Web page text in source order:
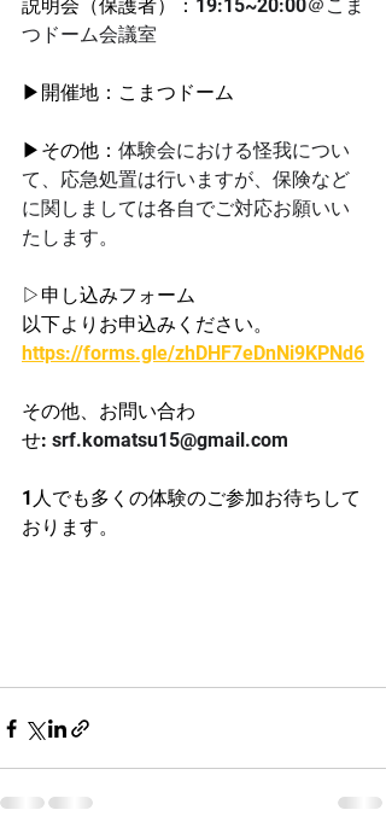
説明会（保護者）： 19:15~20:00＠こま
つドーム会議室
▶開催地：こまつドーム
▶その他： 体験会における怪我につい
て、応急処置は行いますが、保険など
に関しましては各自でご対応お願いい
たします。
▷申し込みフォーム
以下よりお申込みください。
https://forms.gle/zhDHF7eDnNi9KPNd6
その他、お問い合わ
せ: srf.komatsu15@gmail.com
1人でも多くの体験のご参加お待ちして
おります。